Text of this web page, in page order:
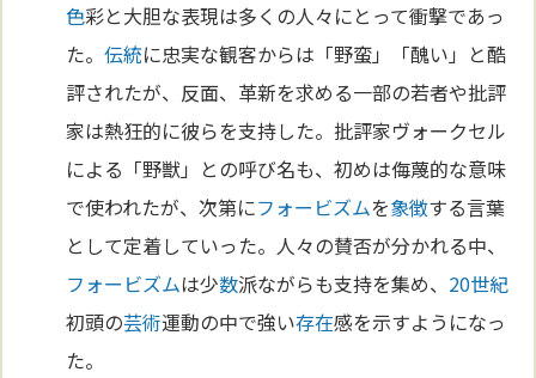
色彩と大胆な表現は多くの人々にとって衝撃であっ
た。伝統に忠実な観客からは「野蛮」「醜い」と酷
評されたが、反面、革新を求める一部の若者や批評
家は熱狂的に彼らを支持した。批評家ヴォークセル
による「野獣」との呼び名も、初めは侮蔑的な意味
で使われたが、次第にフォービズムを象徴する言葉
として定着していった。人々の賛否が分かれる中、
フォービズムは少数派ながらも支持を集め、 20世紀
初頭の芸術運動の中で強い存在感を示すようになっ
た。